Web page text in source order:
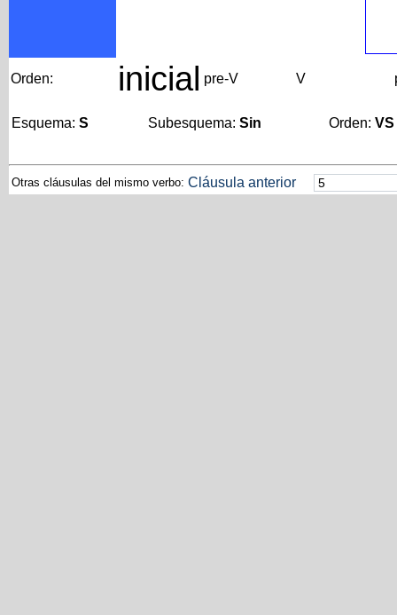
Orden: inicial pre-V V
Esquema: S Subesquema: Sin Orden: VS
Otras cláusulas del mismo verbo: Cláusula anterior